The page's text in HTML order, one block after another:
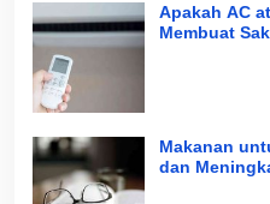
Apakah AC
Membuat
Makanan
dan